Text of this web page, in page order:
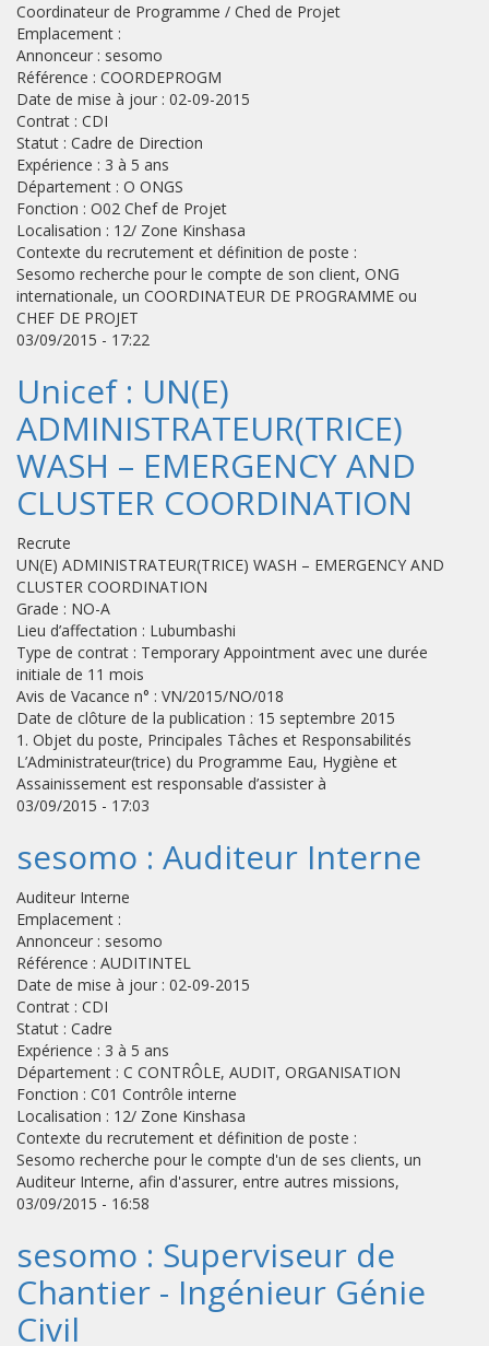
Coordinateur de Programme / Ched de Projet
Emplacement :
Annonceur : sesomo
Référence : COORDEPROGM
Date de mise à jour : 02-09-2015
Contrat : CDI
Statut : Cadre de Direction
Expérience : 3 à 5 ans
Département : O ONGS
Fonction : O02 Chef de Projet
Localisation : 12/ Zone Kinshasa
Contexte du recrutement et définition de poste :
Sesomo recherche pour le compte de son client, ONG
internationale, un COORDINATEUR DE PROGRAMME ou
CHEF DE PROJET
03/09/2015 - 17:22
Unicef : UN(E)
ADMINISTRATEUR(TRICE)
WASH – EMERGENCY AND
CLUSTER COORDINATION
Recrute
UN(E) ADMINISTRATEUR(TRICE) WASH – EMERGENCY AND
CLUSTER COORDINATION
Grade : NO-A
Lieu d’affectation : Lubumbashi
Type de contrat : Temporary Appointment avec une durée
initiale de 11 mois
Avis de Vacance n° : VN/2015/NO/018
Date de clôture de la publication : 15 septembre 2015
1. Objet du poste, Principales Tâches et Responsabilités
L’Administrateur(trice) du Programme Eau, Hygiène et
Assainissement est responsable d’assister à
03/09/2015 - 17:03
sesomo : Auditeur Interne
Auditeur Interne
Emplacement :
Annonceur : sesomo
Référence : AUDITINTEL
Date de mise à jour : 02-09-2015
Contrat : CDI
Statut : Cadre
Expérience : 3 à 5 ans
Département : C CONTRÔLE, AUDIT, ORGANISATION
Fonction : C01 Contrôle interne
Localisation : 12/ Zone Kinshasa
Contexte du recrutement et définition de poste :
Sesomo recherche pour le compte d'un de ses clients, un
Auditeur Interne, afin d'assurer, entre autres missions,
03/09/2015 - 16:58
sesomo : Superviseur de
Chantier - Ingénieur Génie
Civil